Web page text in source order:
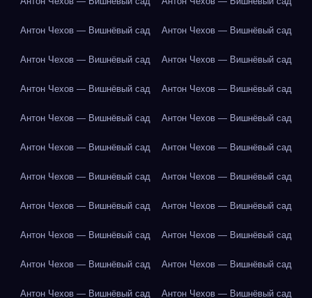
Антон Чехов — Вишнёвый сад Антон Чехов — Вишнёвый сад
Антон Чехов — Вишнёвый сад Антон Чехов — Вишнёвый сад
Антон Чехов — Вишнёвый сад Антон Чехов — Вишнёвый сад
Антон Чехов — Вишнёвый сад Антон Чехов — Вишнёвый сад
Антон Чехов — Вишнёвый сад Антон Чехов — Вишнёвый сад
Антон Чехов — Вишнёвый сад Антон Чехов — Вишнёвый сад
Антон Чехов — Вишнёвый сад Антон Чехов — Вишнёвый сад
Антон Чехов — Вишнёвый сад Антон Чехов — Вишнёвый сад
Антон Чехов — Вишнёвый сад Антон Чехов — Вишнёвый сад
Антон Чехов — Вишнёвый сад Антон Чехов — Вишнёвый сад